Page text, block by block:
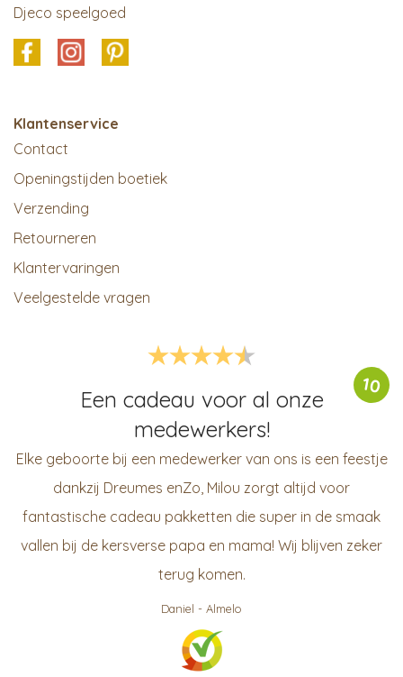
Djeco speelgoed
Klantenservice
Contact
Openingstijden boetiek
Verzending
Retourneren
Klantervaringen
Veelgestelde vragen
10
Een cadeau voor al onze
medewerkers!
Elke geboorte bij een medewerker van ons is een feestje
dankzij Dreumes enZo, Milou zorgt altijd voor
fantastische cadeau pakketten die super in de smaak
vallen bij de kersverse papa en mama! Wij blijven zeker
terug komen.
Daniel - Almelo